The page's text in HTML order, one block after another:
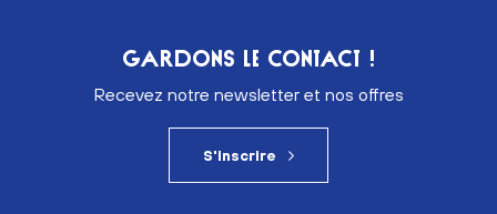
GARDONS LE CONTACT !
Recevez notre newsletter et nos offres
S'inscrire